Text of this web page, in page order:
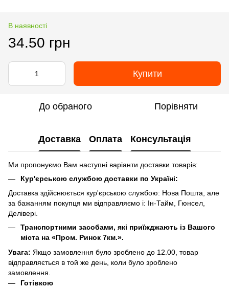
В наявності
34.50 грн
Купити
До обраного Порівняти
Доставка Оплата Консультація
Ми пропонуємо Вам наступні варіанти доставки товарів:
Кур'єрською службою доставки по Україні:
Доставка здійснюється кур'єрською службою: Нова Пошта, але
за бажанням покупця ми відправляємо і: Ін-Тайм, Гюнсел,
Делівері.
Транспортними засобами, які приїжджають із Вашого
міста на «Пром. Ринок 7км.».
Увага: Якщо замовлення було зроблено до 12.00, товар
відправляється в той же день, коли було зроблено
замовлення.
Готівкою